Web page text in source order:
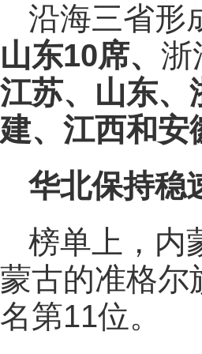
沿海三省形
山东10席、 浙
江苏、山东、
建、江西和安
华北保持稳
榜单上，内
蒙古的准格尔
名第11位。